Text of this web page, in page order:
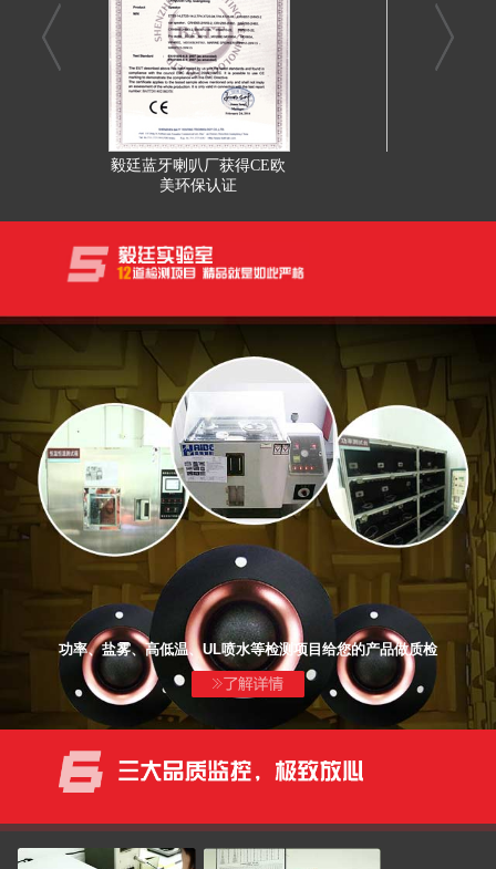
毅廷蓝牙喇叭厂获得CE欧
美环保认证
功率、盐雾、高低温、UL喷水等检测项目给您的产品做质检